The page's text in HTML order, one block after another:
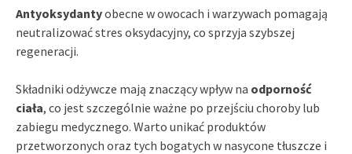
Antyoksydantyobecne w owocach i warzywach pomagają
neutralizować stres oksydacyjny, co sprzyja szybszej
regeneracji.
Składniki odżywcze mają znaczący wpływ na odporność
ciała, co jest szczególnie ważne po przejściu choroby lub
zabiegu medycznego. Warto unikać produktów
przetworzonych oraz tych bogatych w nasycone tłuszcze i